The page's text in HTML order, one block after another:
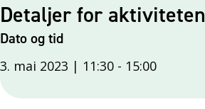
Detaljer for aktiviteten
Dato og tid
3. mai 2023 | 11:30 - 15:00